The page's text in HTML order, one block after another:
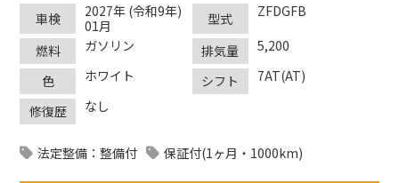
車検
2027年 (令和9年)
01月
型式 ZFDGFB
燃料 ガソリン 排気量 5,200
色 ホワイト シフト 7AT(AT)
修復歴 なし
法定整備：整備付 保証付(1ヶ月・1000km)